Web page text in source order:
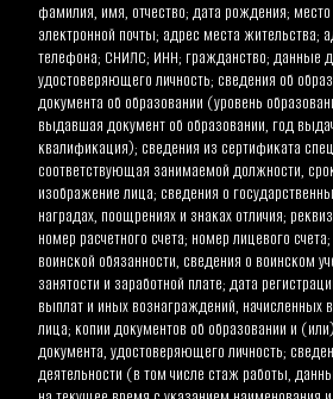
фамилия, имя, отчество; дата рождения;
электронной почты; адрес места жительства;
телефона; СНИЛС; ИНН; гражданство; данные
удостоверяющего личность; сведения об
документа об образовании (уровень
выдавшая документ об образовании, год
квалификация); сведения из сертификата
соответствующая занимаемой должности,
изображение лица; сведения о
наградах, поощрениях и знаках отличия;
номер расчетного счета; номер лицевого
воинской обязанности, сведения о воинском
занятости и заработной плате; дата
выплат и иных вознаграждений, начисленных
лица; копии документов об образовании и
документа, удостоверяющего личность;
деятельности (в том числе стаж работы,